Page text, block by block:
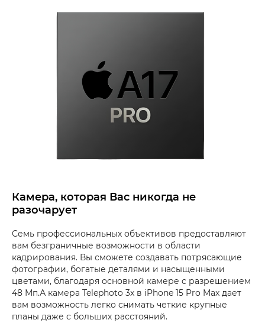
Камера, которая Вас никогда не
разочарует
Семь профессиональных объективов предоставляют
вам безграничные возможности в области
кадрирования. Вы сможете создавать потрясающие
фотографии, богатые деталями и насыщенными
цветами, благодаря основной камере с разрешением
48 Мп.А камера Telephoto 3x в iPhone 15 Pro Max дает
вам возможность легко снимать четкие крупные
планы даже с больших расстояний.